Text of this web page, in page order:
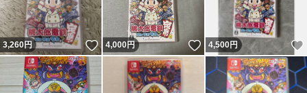
3,260円 いいね！
4,000円 いいね！
4,500円